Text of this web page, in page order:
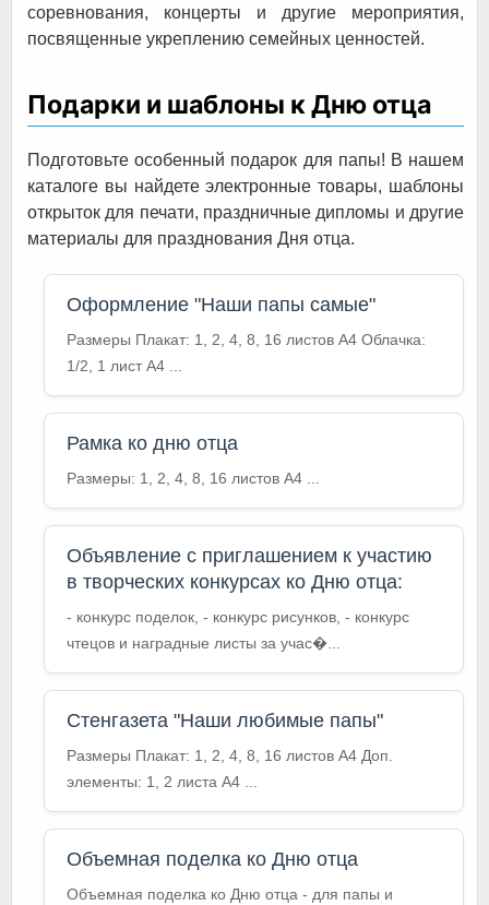
соревнования, концерты и другие мероприятия,
посвященные укреплению семейных ценностей.
Подарки и шаблоны к Дню отца
Подготовьте особенный подарок для папы! В нашем
каталоге вы найдете электронные товары, шаблоны
открыток для печати, праздничные дипломы и другие
материалы для празднования Дня отца.
Оформление "Наши папы самые"
Размеры Плакат: 1, 2, 4, 8, 16 листов A4 Облачка:
1/2, 1 лист A4 ...
Рамка ко дню отца
Размеры: 1, 2, 4, 8, 16 листов A4 ...
Объявление с приглашением к участию
в творческих конкурсах ко Дню отца:
- конкурс поделок, - конкурс рисунков, - конкурс
чтецов и наградные листы за учас�...
Стенгазета "Наши любимые папы"
Размеры Плакат: 1, 2, 4, 8, 16 листов A4 Доп.
элементы: 1, 2 листа A4 ...
Объемная поделка ко Дню отца
Объемная поделка ко Дню отца - для папы и